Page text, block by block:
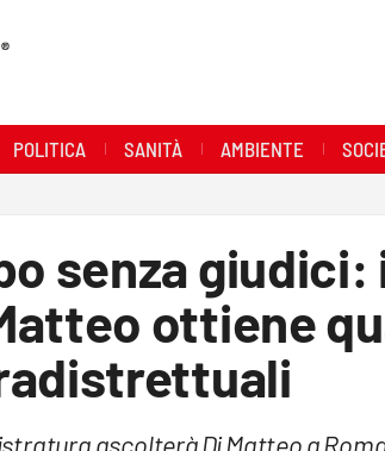
POLITICA SANITÀ AMBIENTE
senza giudici:
ottiene
ascolterà Di Matteo a